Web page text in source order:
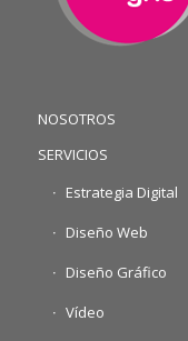
NOSOTROS
SERVICIOS
Estrategia Digital
Diseño Web
Diseño Gráfico
Vídeo